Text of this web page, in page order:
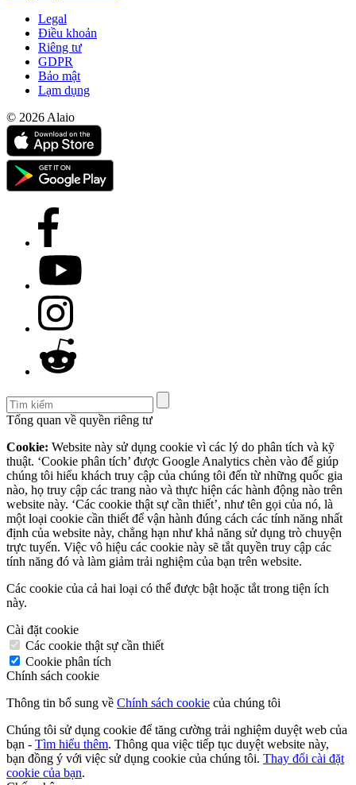
Legal
Điều khoản
Riêng tư
GDPR
Bảo mật
Lạm dụng
© 2026 Alaio
Tổng quan về quyền riêng tư
Cookie: Website này sử dụng cookie vì các lý do phân tích và kỹ
thuật. ‘Cookie phân tích’ được Google Analytics chèn vào để giúp
chúng tôi hiểu khách truy cập của chúng tôi đến từ những quốc gia
nào, họ truy cập các trang nào và thực hiện các hành động nào trên
website này. ‘Các cookie thật sự cần thiết’, như tên gọi của nó, là
một loại cookie cần thiết để vận hành đúng cách các tính năng nhất
định của website này, chẳng hạn như khả năng sử dụng trò chuyện
trực tuyến. Việc vô hiệu các cookie này sẽ tắt quyền truy cập các
tính năng đó và làm giảm trải nghiệm của bạn trên website.
Các cookie của cả hai loại có thể được bật hoặc tắt trong tiện ích
này.
Cài đặt cookie
Các cookie thật sự cần thiết
Cookie phân tích
Chính sách cookie
Thông tin bổ sung về Chính sách cookie của chúng tôi
Chúng tôi sử dụng cookie để tăng cường trải nghiệm duyệt web của
bạn - Tìm hiểu thêm. Thông qua việc tiếp tục duyệt website này,
bạn đồng ý với việc sử dụng cookie của chúng tôi. Thay đổi cài đặt
cookie của bạn.